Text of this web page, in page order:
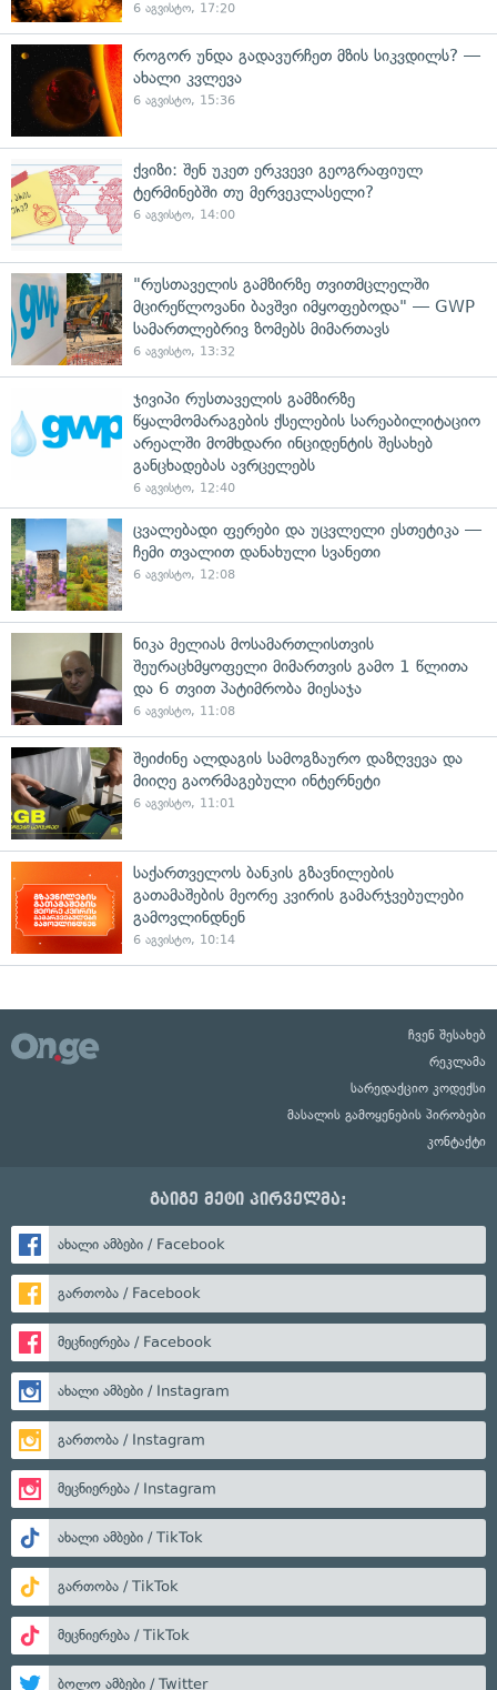
6 აგვისტო, 17:20
როგორ უნდა გადავურჩეთ მზის სიკვდილს? —
ახალი კვლევა
6 აგვისტო, 15:36
ქვიზი: შენ უკეთ ერკვევი გეოგრაფიულ
ტერმინებში თუ მერვეკლასელი?
6 აგვისტო, 14:00
"რუსთაველის გამზირზე თვითმცლელში
მცირეწლოვანი ბავშვი იმყოფებოდა" — GWP
სამართლებრივ ზომებს მიმართავს
6 აგვისტო, 13:32
ჯივიპი რუსთაველის გამზირზე
წყალმომარაგების ქსელების სარეაბილიტაციო
არეალში მომხდარი ინციდენტის შესახებ
განცხადებას ავრცელებს
6 აგვისტო, 12:40
ცვალებადი ფერები და უცვლელი ესთეტიკა —
ჩემი თვალით დანახული სვანეთი
6 აგვისტო, 12:08
ნიკა მელიას მოსამართლისთვის
შეურაცხმყოფელი მიმართვის გამო 1 წლითა
და 6 თვით პატიმრობა მიესაჯა
6 აგვისტო, 11:08
შეიძინე ალდაგის სამოგზაურო დაზღვევა და
მიიღე გაორმაგებული ინტერნეტი
6 აგვისტო, 11:01
საქართველოს ბანკის გზავნილების
გათამაშების მეორე კვირის გამარჯვებულები
გამოვლინდნენ
6 აგვისტო, 10:14
ჩვენ შესახებ
რეკლამა
სარედაქციო კოდექსი
მასალის გამოყენების პირობები
კონტაქტი
გაიგე მეტი პირველმა:
ახალი ამბები / Facebook
გართობა / Facebook
მეცნიერება / Facebook
ახალი ამბები / Instagram
გართობა / Instagram
მეცნიერება / Instagram
ახალი ამბები / TikTok
გართობა / TikTok
მეცნიერება / TikTok
ბოლო ამბები / Twitter